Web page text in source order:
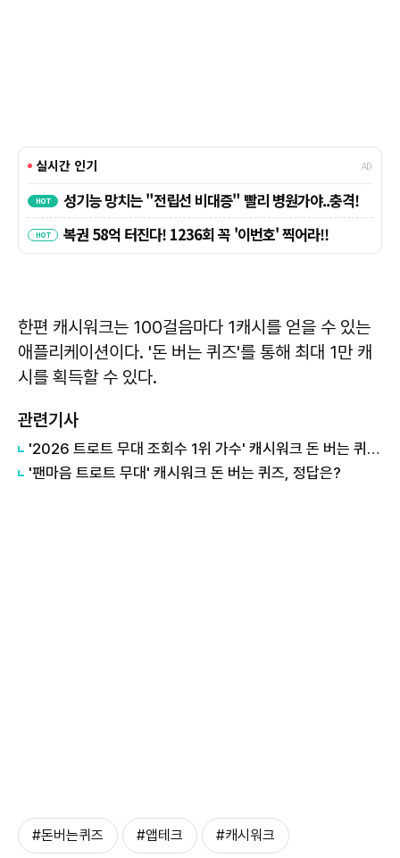
한편 캐시워크는 100걸음마다 1캐시를 얻을 수 있는
애플리케이션이다. '돈 버는 퀴즈'를 통해 최대 1만 캐
시를 획득할 수 있다.
관련기사
'2026 트로트 무대 조회수 1위 가수' 캐시워크 돈 버는 퀴즈, 정답은?
'팬마음 트로트 무대' 캐시워크 돈 버는 퀴즈, 정답은?
#돈버는퀴즈 #앱테크 #캐시워크